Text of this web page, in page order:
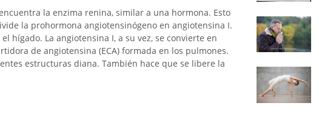
la enzima renina, similar a una hormona. Esto
la prohormona angiotensinógeno en angiotensina I.
hígado. La angiotensina I, a su vez, se convierte en
de angiotensina (ECA) formada en los pulmones.
estructuras diana. También hace que se libere la